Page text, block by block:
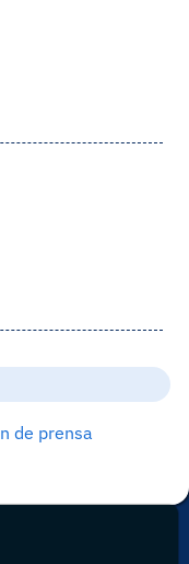
de prensa